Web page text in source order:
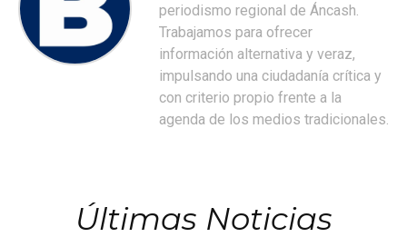
periodismo regional de Áncash.
Trabajamos para ofrecer
información alternativa y veraz,
impulsando una ciudadanía crítica y
con criterio propio frente a la
agenda de los medios tradicionales.
Últimas Noticias